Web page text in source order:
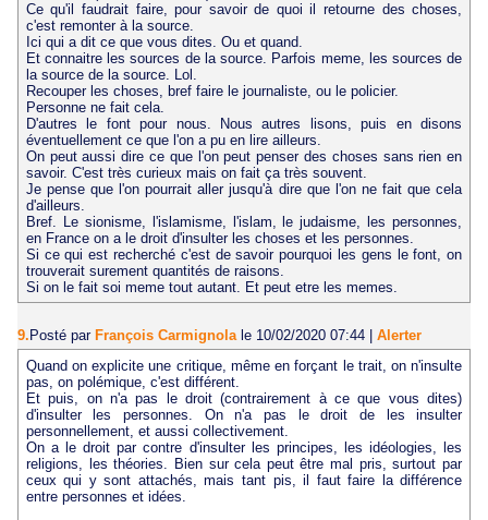
Ce qu'il faudrait faire, pour savoir de quoi il retourne des choses,
c'est remonter à la source.
Ici qui a dit ce que vous dites. Ou et quand.
Et connaitre les sources de la source. Parfois meme, les sources de
la source de la source. Lol.
Recouper les choses, bref faire le journaliste, ou le policier.
Personne ne fait cela.
D'autres le font pour nous. Nous autres lisons, puis en disons
éventuellement ce que l'on a pu en lire ailleurs.
On peut aussi dire ce que l'on peut penser des choses sans rien en
savoir. C'est très curieux mais on fait ça très souvent.
Je pense que l'on pourrait aller jusqu'à dire que l'on ne fait que cela
d'ailleurs.
Bref. Le sionisme, l'islamisme, l'islam, le judaisme, les personnes,
en France on a le droit d'insulter les choses et les personnes.
Si ce qui est recherché c'est de savoir pourquoi les gens le font, on
trouverait surement quantités de raisons.
Si on le fait soi meme tout autant. Et peut etre les memes.
9. Posté par François Carmignola le 10/02/2020 07:44
Alerter
Quand on explicite une critique, même en forçant le trait, on n'insulte
pas, on polémique, c'est différent.
Et puis, on n'a pas le droit (contrairement à ce que vous dites)
d'insulter les personnes. On n'a pas le droit de les insulter
personnellement, et aussi collectivement.
On a le droit par contre d'insulter les principes, les idéologies, les
religions, les théories. Bien sur cela peut être mal pris, surtout par
ceux qui y sont attachés, mais tant pis, il faut faire la différence
entre personnes et idées.